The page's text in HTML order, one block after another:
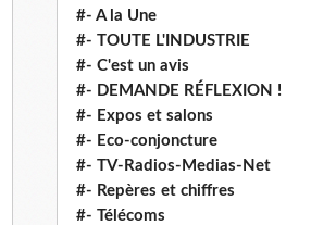
#- A la Une
#- TOUTE L'INDUSTRIE
#- C'est un avis
#- DEMANDE RÉFLEXION !
#- Expos et salons
#- Eco-conjoncture
#- TV-Radios-Medias-Net
#- Repères et chiffres
#- Télécoms